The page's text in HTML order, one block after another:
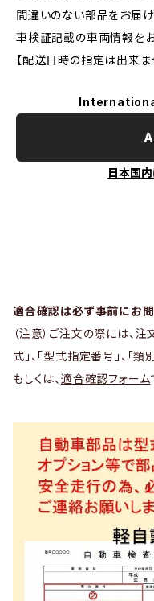
間違いのない部品をお届
車検証記載の車両情報をお
【配送日時の指定は出来ま
日本国
適合確認は必ず事前にお問
（注意）ご注文の際には、注
式」、「型式指定番号」、「
もしくは、 適合確認フォーム